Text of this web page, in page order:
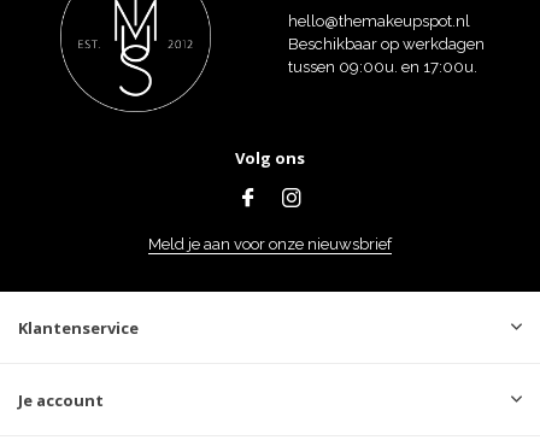
hello@themakeupspot.nl
Beschikbaar op werkdagen
tussen 09:00u. en 17:00u.
Volg ons
Meld je aan voor onze nieuwsbrief
Klantenservice
Je account